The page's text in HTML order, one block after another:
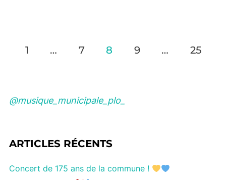
Navigation
articles
1 … 7 8 9 … 25
@musique_municipale_plo_
ARTICLES RÉCENTS
Concert de 175 ans de la commune !